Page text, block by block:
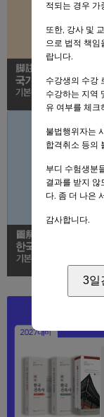
적되는 경우 가
또한, 강사 및
으로 법적 책임
랍니다.
수강생의 수강
수강하는 지역
유 여부를 체크
불법행위자는
합격취소 등의
부디 수험생분
결과를 받지 않
다. 좀 더 나은
감사합니다.
3일